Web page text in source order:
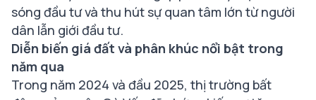
sóng đầu tư và thu hút sự quan tâm lớn từ người
dân lẫn giới đầu tư.
Diễn biến giá đất và phân khúc nổi bật trong
năm qua
Trong năm 2024 và đầu 2025, thị trường bất